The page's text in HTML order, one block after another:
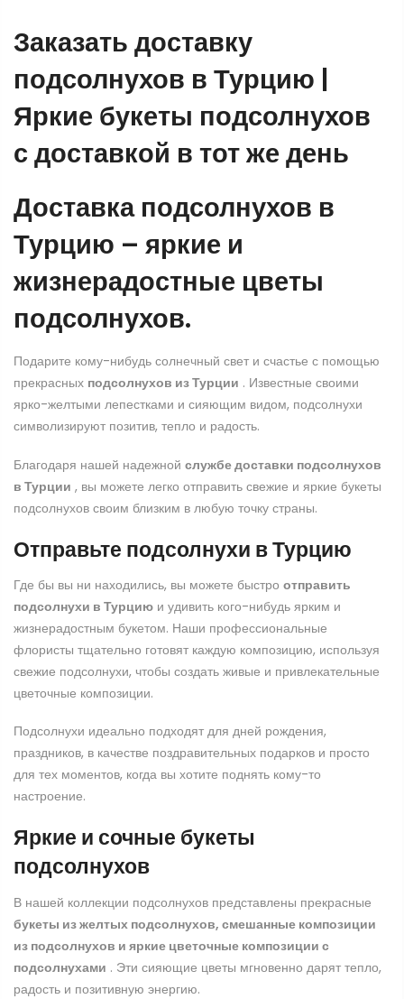
Заказать доставку
подсолнухов в Турцию |
Яркие букеты подсолнухов
с доставкой в тот же день
Доставка подсолнухов в
Турцию – яркие и
жизнерадостные цветы
подсолнухов.
Подарите кому-нибудь солнечный свет и счастье с помощью
прекрасных подсолнухов из Турции . Известные своими
ярко-желтыми лепестками и сияющим видом, подсолнухи
символизируют позитив, тепло и радость.
Благодаря нашей надежной службе доставки подсолнухов
в Турции , вы можете легко отправить свежие и яркие букеты
подсолнухов своим близким в любую точку страны.
Отправьте подсолнухи в Турцию
Где бы вы ни находились, вы можете быстро отправить
подсолнухи в Турцию и удивить кого-нибудь ярким и
жизнерадостным букетом. Наши профессиональные
флористы тщательно готовят каждую композицию, используя
свежие подсолнухи, чтобы создать живые и привлекательные
цветочные композиции.
Подсолнухи идеально подходят для дней рождения,
праздников, в качестве поздравительных подарков и просто
для тех моментов, когда вы хотите поднять кому-то
настроение.
Яркие и сочные букеты
подсолнухов
В нашей коллекции подсолнухов представлены прекрасные
букеты из желтых подсолнухов, смешанные композиции
из подсолнухов и яркие цветочные композиции с
подсолнухами . Эти сияющие цветы мгновенно дарят тепло,
радость и позитивную энергию.